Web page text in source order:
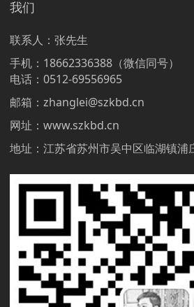
我们
联系人：张先生
手机：18662336388（微信同号）
电话：0512-69556965
邮箱：zhanglei@szkbd.cn
网址：www.szkbd.cn
地址：江苏省苏州市吴中区临湖镇浦